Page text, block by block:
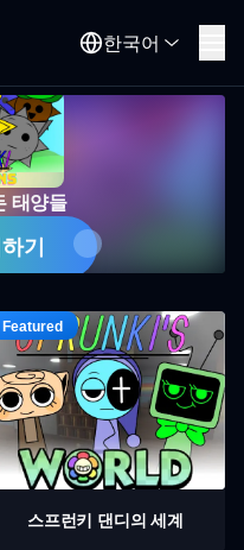
한국어
태양들
기
스프런키 댄디의 세계